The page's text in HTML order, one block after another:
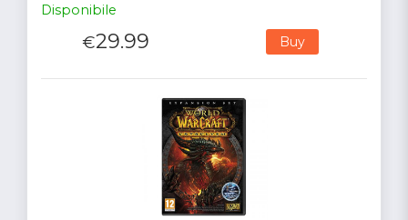
Disponibile
€29.99 Buy